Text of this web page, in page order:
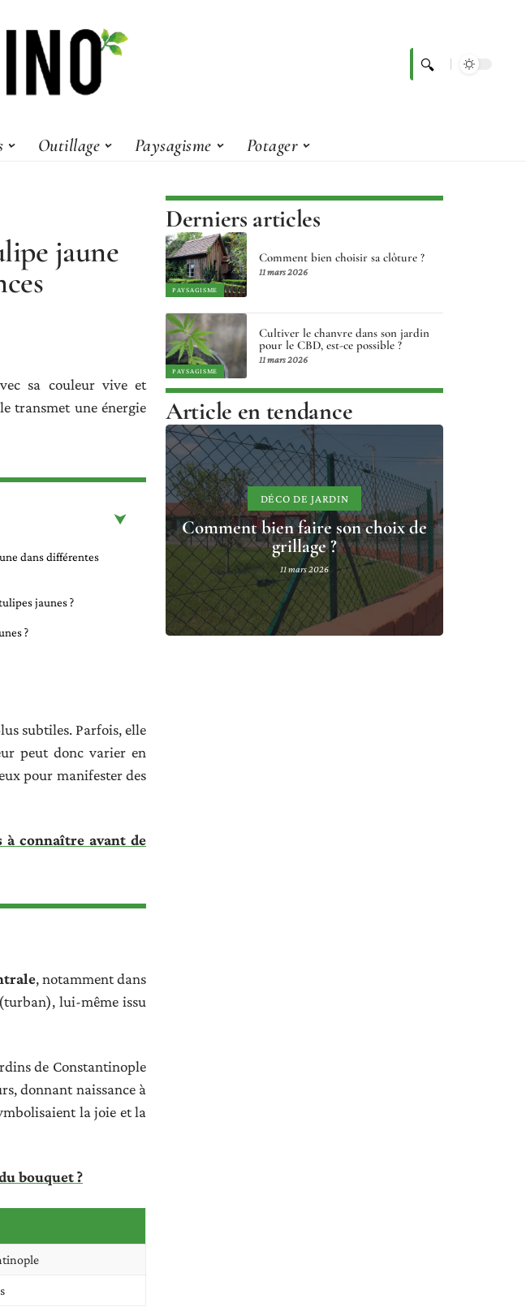
Outillage Paysagisme Potager
jaune
sa couleur vive et
transmet une énergie
dans différentes
jaunes ?
?
subtiles. Parfois, elle
peut donc varier en
pour manifester des
connaître avant de
, notamment dans
lui-même issu
de Constantinople
donnant naissance à
la joie et la
bouquet ?
Derniers articles
PAYSAGISME
Comment bien choisir sa clôture ?
11 mars 2026
PAYSAGISME
Cultiver le chanvre dans son jardin
pour le CBD, est-ce possible ?
11 mars 2026
Article en tendance
DÉCO DE JARDIN
Comment bien faire son choix de
grillage ?
11 mars 2026